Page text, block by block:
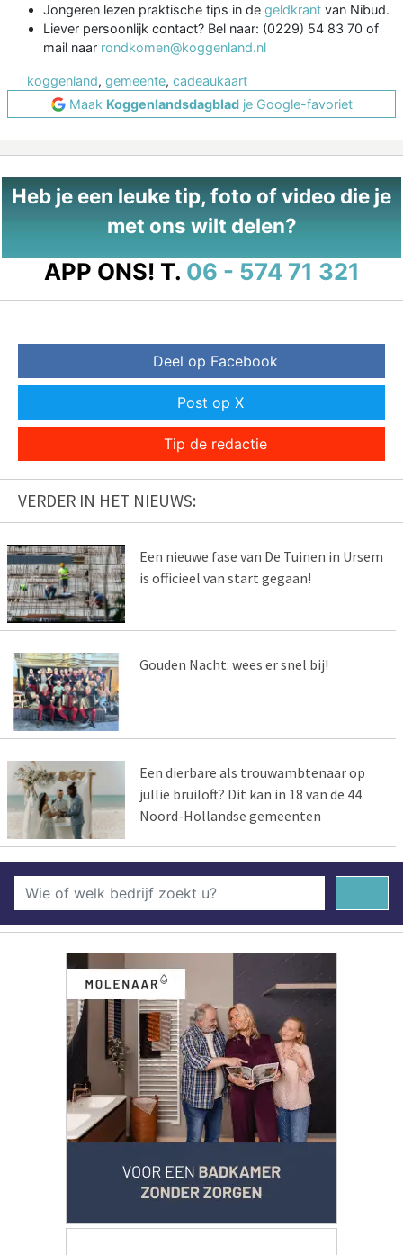
Jongeren lezen praktische tips in de geldkrant van Nibud.
Liever persoonlijk contact? Bel naar: (0229) 54 83 70 of
mail naar rondkomen@koggenland.nl
koggenland, gemeente, cadeaukaart
Maak Koggenlandsdagbladje Google-favoriet
Heb je een leuke tip, foto of video die je
met ons wilt delen?
APP ONS! T. 06 - 574 71 321
Deel op Facebook
Post op X
Tip de redactie
VERDER IN HET NIEUWS:
Een nieuwe fase van De Tuinen in Ursem
is officieel van start gegaan!
Gouden Nacht: wees er snel bij!
Een dierbare als trouwambtenaar op
jullie bruiloft? Dit kan in 18 van de 44
Noord-Hollandse gemeenten